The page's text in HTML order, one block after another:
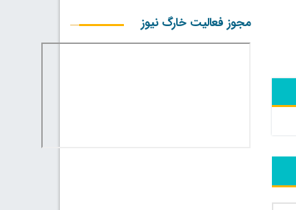
مجوز فعالیت خارگ نیوز